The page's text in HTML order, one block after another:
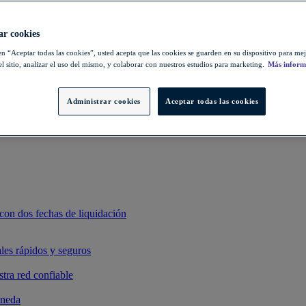
tiempo
e impulsa sus exportaciones
los costes de las operaciones de cambio de divisas
y sus clientes
pagos internacionales al integrar su sistema de gestión de tesorería
dos fechas de liquidación
rápidos y seguros
red confiable
cookies
“Aceptar todas las cookies”, usted acepta que las cookies se guarden en su dispositivo para
sitio, analizar el uso del mismo, y colaborar con nuestros estudios para marketing.
Más
Administrar cookies Aceptar todas las cookies